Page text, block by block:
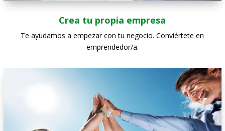
Crea tu propia empresa
Te ayudamos a empezar con tu negocio. Conviértete en
emprendedor/a.